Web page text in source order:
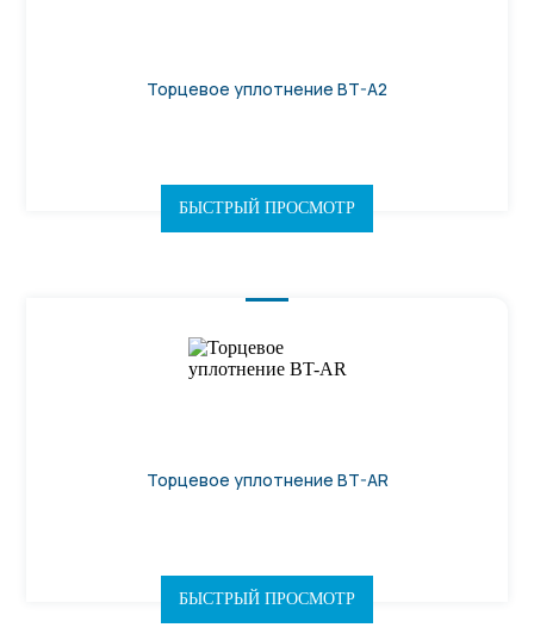
Торцевое уплотнение BT-A2
БЫСТРЫЙ ПРОСМОТР
Торцевое уплотнение BT-AR
БЫСТРЫЙ ПРОСМОТР